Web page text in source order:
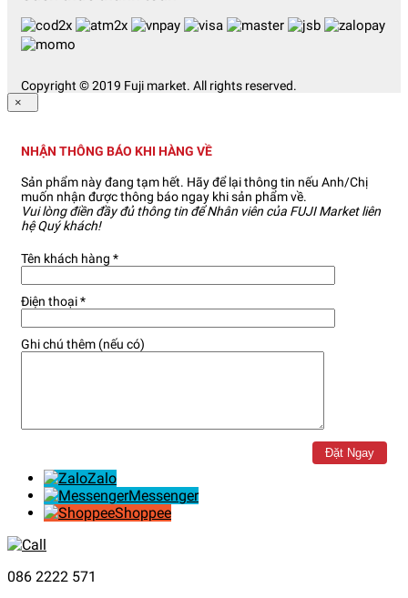
Copyright © 2019 Fuji market. All rights reserved.
×
NHẬN THÔNG BÁO KHI HÀNG VỀ
Sản phẩm này đang tạm hết. Hãy để lại thông tin nếu Anh/Chị
muốn nhận được thông báo ngay khi sản phẩm về.
Vui lòng điền đầy đủ thông tin để Nhân viên của FUJI Market liên
hệ Quý khách!
Tên khách hàng *
Điện thoại *
Ghi chú thêm (nếu có)
Zalo
Messenger
Shoppee
086 2222 571